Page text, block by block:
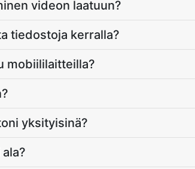
videon laatuun?
tiedostoja kerralla?
mobiililaitteilla?
yksityisinä?